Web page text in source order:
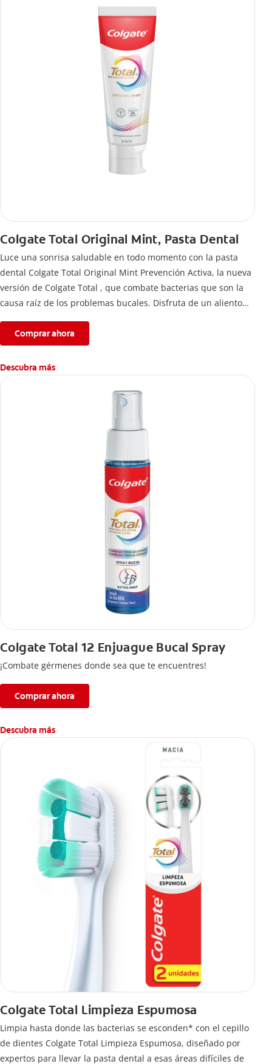
Colgate Total Original Mint, Pasta Dental
Luce una sonrisa saludable en todo momento con la pasta
dental Colgate Total Original Mint Prevención Activa, la nueva
versión de Colgate Total , que combate bacterias que son la
causa raíz de los problemas bucales. Disfruta de un aliento
fórmula con desempeño superior**** de la pasta de dientes
Colgate Total que te ofrece 24 horas** de protección
antibacterial.
****Vs crema dental regular con flúor sin ingrediente
**Con el cepillado 2 veces por día y uso continuo por 4
Comprar ahora
Descubra más
Colgate Total 12 Enjuague Bucal Spray
¡Combate gérmenes donde sea que te encuentres!
Comprar ahora
Descubra más
Colgate Total Limpieza Espumosa
Limpia hasta donde las bacterias se esconden* con el cepillo
de dientes Colgate Total Limpieza Espumosa, diseñado por
expertos para llevar la pasta dental a esas áreas difíciles de